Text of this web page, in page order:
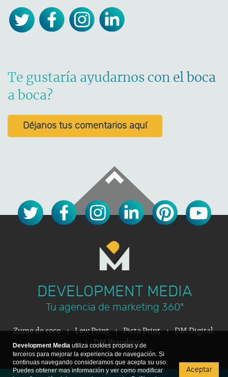
Te gustaría ayudarnos con el boca
a boca?
Déjanos tus comentarios aquí
DEVELOPMENT MEDIA
Tu agencia de marketing 360º
Zumo de coco Low Print Picta Print
DM Digital
DM Branding